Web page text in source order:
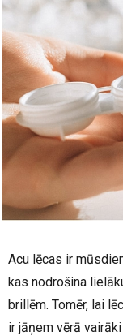
Acu lēcas ir
kas nodrošina
brillēm. Tomēr, lai
ir jāņem vērā